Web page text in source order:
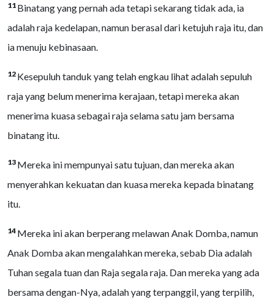
11 Binatang yang pernah ada tetapi sekarang tidak ada, ia
adalah raja kedelapan, namun berasal dari ketujuh raja itu, dan
ia menuju kebinasaan.
12 Kesepuluh tanduk yang telah engkau lihat adalah sepuluh
raja yang belum menerima kerajaan, tetapi mereka akan
menerima kuasa sebagai raja selama satu jam bersama
binatang itu.
13 Mereka ini mempunyai satu tujuan, dan mereka akan
menyerahkan kekuatan dan kuasa mereka kepada binatang
itu.
14 Mereka ini akan berperang melawan Anak Domba, namun
Anak Domba akan mengalahkan mereka, sebab Dia adalah
Tuhan segala tuan dan Raja segala raja. Dan mereka yang ada
bersama dengan-Nya, adalah yang terpanggil, yang terpilih,